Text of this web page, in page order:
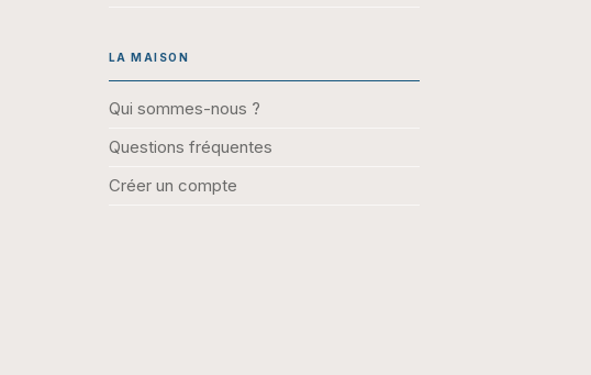
LA MAISON
Qui sommes-nous ?
Questions fréquentes
Créer un compte